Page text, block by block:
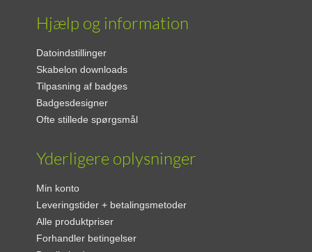
Hjælp og information
Datoindstillinger
Skabelon downloads
Tilpasning af badges
Badgesdesigner
Ofte stillede spørgsmål
Yderligere oplysninger
Min konto
Leveringstider + betalingsmetoder
Alle produktpriser
Forhandler betingelser